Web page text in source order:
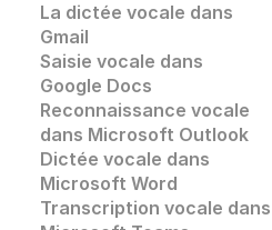
La dictée vocale dans
Gmail
Saisie vocale dans
Google Docs
Reconnaissance vocale
dans Microsoft Outlook
Dictée vocale dans
Microsoft Word
Transcription vocale dans